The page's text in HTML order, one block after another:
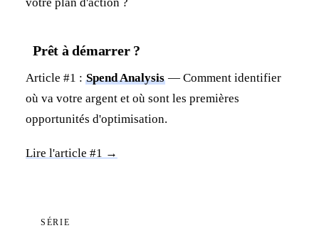
Prêt à démarrer ?
Article #1 : Spend Analysis— Comment identifier
où va votre argent et où sont les premières
opportunités d'optimisation.
Lire l'article #1 →
SÉRIE